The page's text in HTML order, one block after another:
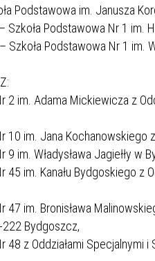
Podstawowa im. Janusza
Szkoła Podstawowa Nr 1
Szkoła Podstawowa Nr 1
2 im. Adama Mickiewicza z
10 im. Jana Kochanowskiego
9 im. Władysława Jagiełły
45 im. Kanału Bydgoskiego
47 im. Bronisława
Bydgoszcz,
48 z Oddziałami